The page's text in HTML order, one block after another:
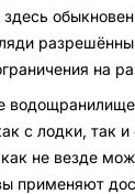
на
с лодки, так и
не везде
применяют